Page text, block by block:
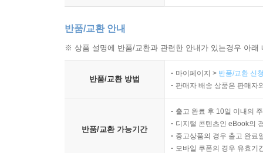
반품/교환 안내
※ 상품 설명에 반품/교환과 관련한 안내가 있는경우 아
반품/교환 방법
마이페이지 > 반품/교환 신
판매자 배송 상품은 판매자
반품/교환 가능기간
출고 완료 후 10일 이내의
디지털 콘텐츠인 eBook의
중고상품의 경우 출고 완료
모바일 쿠폰의 경우 유효기